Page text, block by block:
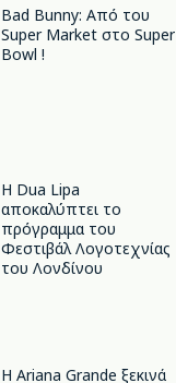
Bad Bunny: Από του
Super Market στο Super
Bowl !
Η Dua Lipa
αποκαλύπτει το
πρόγραμμα του
Φεστιβάλ Λογοτεχνίας
του Λονδίνου
Η Ariana Grande ξεκινά